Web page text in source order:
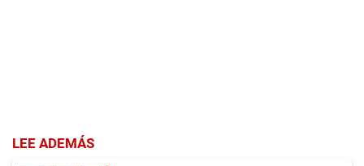
LEE ADEMÁS